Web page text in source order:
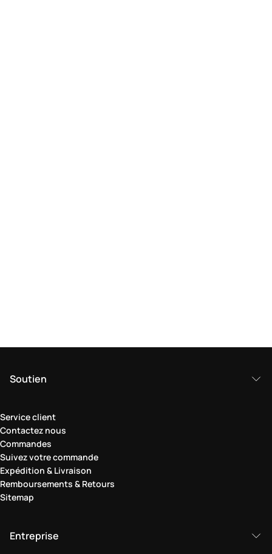
Soutien
Service client
Contactez nous
Commandes
Suivez votre commande
Expédition & Livraison
Remboursements & Retours
Sitemap
Entreprise